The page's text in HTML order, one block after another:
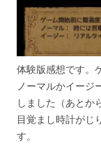
体験版感想です。
ノーマルかイージ
しました（あとか
目覚まし時計がじ
す。